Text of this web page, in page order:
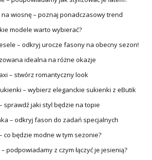
wiosnę – poznaj ponadczasowy trend
modele warto wybierać?
– odkryj urocze fasony na obecny sezon!
idealna na różne okazje
– stwórz romantyczny look
– wybierz eleganckie sukienki z eButik
sprawdź jaki styl będzie na topie
– odkryj fason do zadań specjalnych
co będzie modne w tym sezonie?
podpowiadamy z czym łączyć je jesienią?